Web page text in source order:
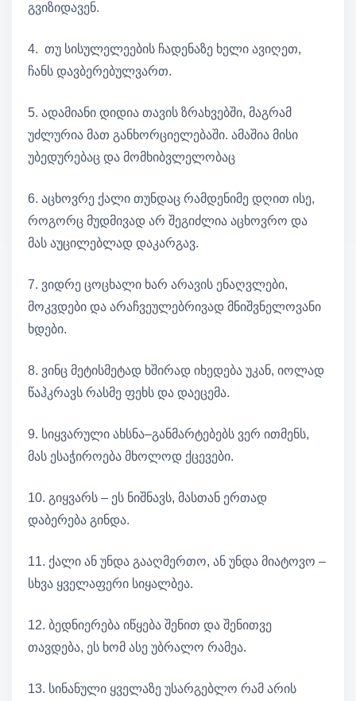
გვიზიდავენ.
4. თუ სისულელეების ჩადენაზე ხელი ავიღეთ,
ჩანს დავბერებულვართ.
5. ადამიანი დიდია თავის ზრახვებში, მაგრამ
უძლურია მათ განხორციელებაში. ამაშია მისი
უბედურებაც და მომხიბვლელობაც
6. აცხოვრე ქალი თუნდაც რამდენიმე დღით ისე,
როგორც მუდმივად არ შეგიძლია აცხოვრო და
მას აუცილებლად დაკარგავ.
7. ვიდრე ცოცხალი ხარ არავის ენაღვლები,
მოკვდები და არაჩვეულებრივად მნიშვნელოვანი
ხდები.
8. ვინც მეტისმეტად ხშირად იხედება უკან, იოლად
წაჰკრავს რასმე ფეხს და დაეცემა.
9. სიყვარული ახსნა–განმარტებებს ვერ ითმენს,
მას ესაჭიროება მხოლოდ ქცევები.
10. გიყვარს – ეს ნიშნავს, მასთან ერთად
დაბერება გინდა.
11. ქალი ან უნდა გააღმერთო, ან უნდა მიატოვო –
სხვა ყველაფერი სიყალბეა.
12. ბედნიერება იწყება შენით და შენითვე
თავდება, ეს ხომ ასე უბრალო რამეა.
13. სინანული ყველაზე უსარგებლო რამ არის